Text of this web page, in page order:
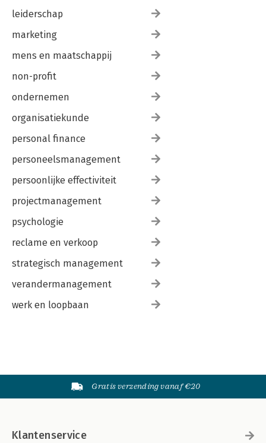
leiderschap
marketing
mens en maatschappij
non-profit
ondernemen
organisatiekunde
personal finance
personeelsmanagement
persoonlijke effectiviteit
projectmanagement
psychologie
reclame en verkoop
strategisch management
verandermanagement
werk en loopbaan
Gratis verzending vanaf €20
Klantenservice